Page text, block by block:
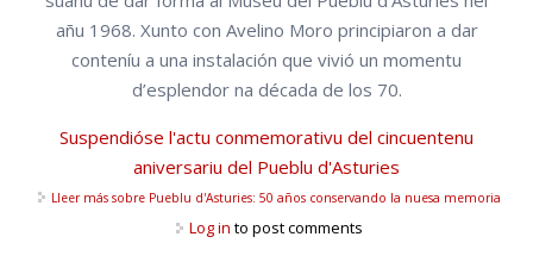
añu 1968. Xunto con Avelino Moro principiaron a dar
conteníu a una instalación que vivió un momentu
d’esplendor na década de los 70.
Suspendióse l'actu conmemorativu del cincuentenu
aniversariu del Pueblu d'Asturies
Lleer mássobre Pueblu d'Asturies: 50 años conservando la nuesa memoria
Log in to post comments